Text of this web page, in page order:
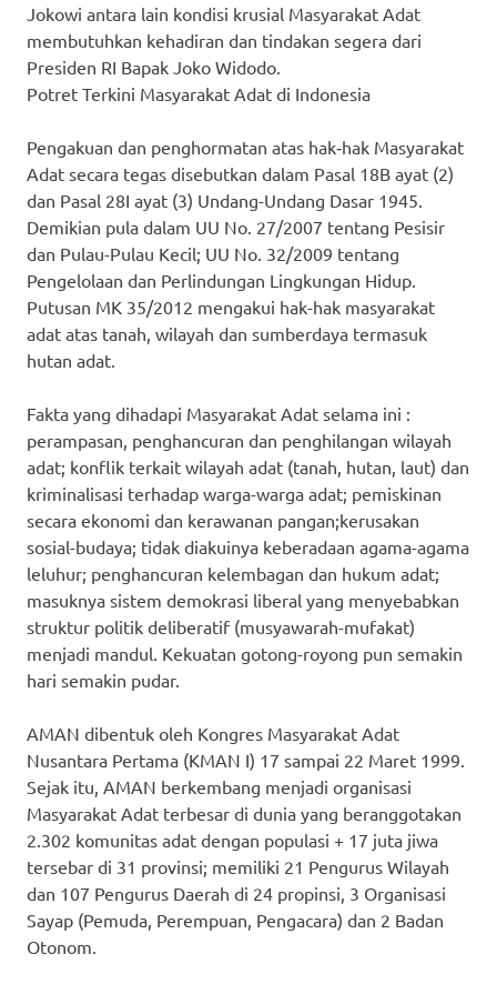
Jokowi antara lain kondisi krusial Masyarakat Adat
membutuhkan kehadiran dan tindakan segera dari
Presiden RI Bapak Joko Widodo.
Potret Terkini Masyarakat Adat di Indonesia
Pengakuan dan penghormatan atas hak‐hak Masyarakat
Adat secara tegas disebutkan dalam Pasal 18B ayat (2)
dan Pasal 28I ayat (3) Undang-Undang Dasar 1945.
Demikian pula dalam UU No. 27/2007 tentang Pesisir
dan Pulau-Pulau Kecil; UU No. 32/2009 tentang
Pengelolaan dan Perlindungan Lingkungan Hidup.
Putusan MK 35/2012 mengakui hak-hak masyarakat
adat atas tanah, wilayah dan sumberdaya termasuk
hutan adat.
Fakta yang dihadapi Masyarakat Adat selama ini :
perampasan, penghancuran dan penghilangan wilayah
adat; konflik terkait wilayah adat (tanah, hutan, laut) dan
kriminalisasi terhadap warga-warga adat; pemiskinan
secara ekonomi dan kerawanan pangan;kerusakan
sosial-budaya; tidak diakuinya keberadaan agama-agama
leluhur; penghancuran kelembagan dan hukum adat;
masuknya sistem demokrasi liberal yang menyebabkan
struktur politik deliberatif (musyawarah-mufakat)
menjadi mandul. Kekuatan gotong-royong pun semakin
hari semakin pudar.
AMAN dibentuk oleh Kongres Masyarakat Adat
Nusantara Pertama (KMAN I) 17 sampai 22 Maret 1999.
Sejak itu, AMAN berkembang menjadi organisasi
Masyarakat Adat terbesar di dunia yang beranggotakan
2.302 komunitas adat dengan populasi + 17 juta jiwa
tersebar di 31 provinsi; memiliki 21 Pengurus Wilayah
dan 107 Pengurus Daerah di 24 propinsi, 3 Organisasi
Sayap (Pemuda, Perempuan, Pengacara) dan 2 Badan
Otonom.